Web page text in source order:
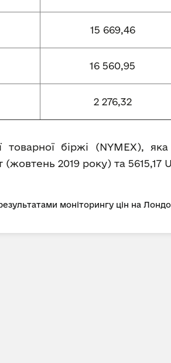
15 669,46
16 560,95
2 276,32
біржі (NYMEX),
(жовтень 2019 року) та 5615,17
моніторингу цін на